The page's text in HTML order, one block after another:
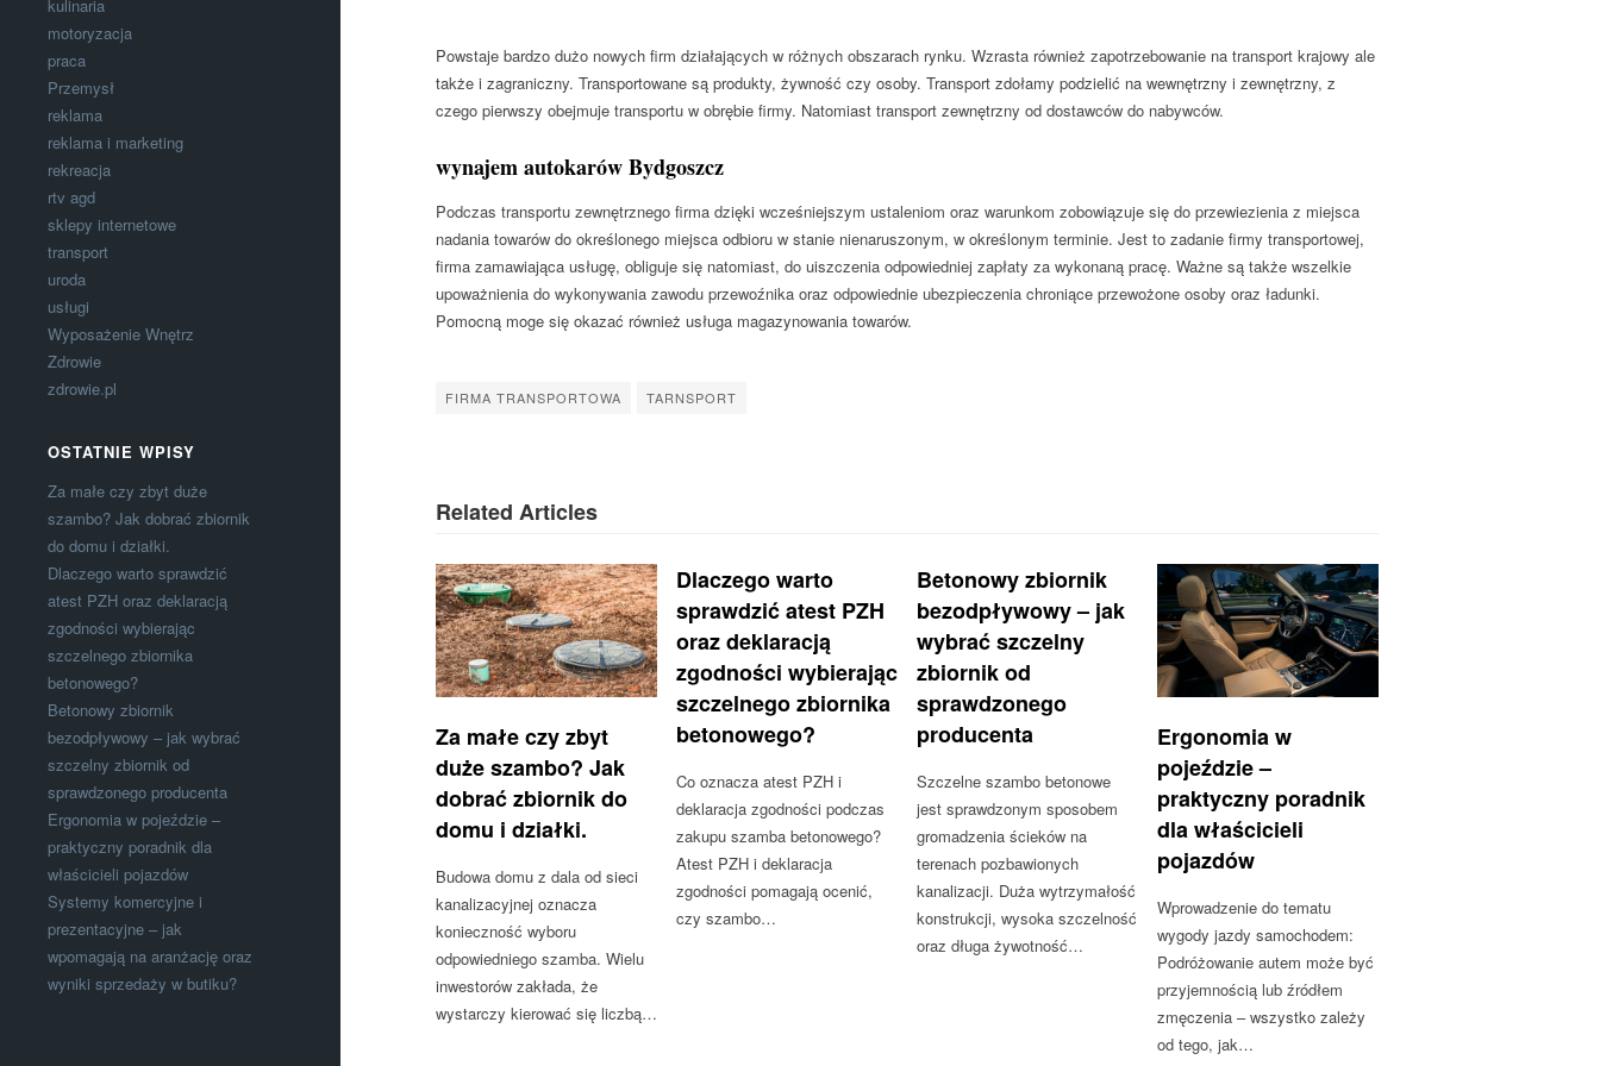
kulinaria
motoryzacja
praca
Przemysł
reklama
reklama i marketing
rekreacja
rtv agd
sklepy internetowe
transport
uroda
usługi
Wyposażenie Wnętrz
Zdrowie
zdrowie.pl
OSTATNIE WPISY
Za małe czy zbyt duże
szambo? Jak dobrać zbiornik
do domu i działki.
Dlaczego warto sprawdzić
atest PZH oraz deklaracją
zgodności wybierając
szczelnego zbiornika
betonowego?
Betonowy zbiornik
bezodpływowy – jak wybrać
szczelny zbiornik od
sprawdzonego producenta
Ergonomia w pojeździe –
praktyczny poradnik dla
właścicieli pojazdów
Systemy komercyjne i
prezentacyjne – jak
wpomagają na aranżację oraz
wyniki sprzedaży w butiku?
Powstaje bardzo dużo nowych firm działających w różnych obszarach rynku. Wzrasta również zapotrzebowanie na transport krajowy ale
także i zagraniczny. Transportowane są produkty, żywność czy osoby. Transport zdołamy podzielić na wewnętrzny i zewnętrzny, z
czego pierwszy obejmuje transportu w obrębie firmy. Natomiast transport zewnętrzny od dostawców do nabywców.
wynajem autokarów Bydgoszcz
Podczas transportu zewnętrznego firma dzięki wcześniejszym ustaleniom oraz warunkom zobowiązuje się do przewiezienia z miejsca
nadania towarów do określonego miejsca odbioru w stanie nienaruszonym, w określonym terminie. Jest to zadanie firmy transportowej,
firma zamawiająca usługę, obliguje się natomiast, do uiszczenia odpowiedniej zapłaty za wykonaną pracę. Ważne są także wszelkie
upoważnienia do wykonywania zawodu przewoźnika oraz odpowiednie ubezpieczenia chroniące przewożone osoby oraz ładunki.
Pomocną moge się okazać również usługa magazynowania towarów.
FIRMA TRANSPORTOWA TARNSPORT
Related Articles
Za małe czy zbyt
duże szambo? Jak
dobrać zbiornik do
domu i działki.
Budowa domu z dala od sieci
kanalizacyjnej oznacza
konieczność wyboru
odpowiedniego szamba. Wielu
inwestorów zakłada, że
wystarczy kierować się liczbą…
Dlaczego warto
sprawdzić atest PZH
oraz deklaracją
zgodności wybierając
szczelnego zbiornika
betonowego?
Co oznacza atest PZH i
deklaracja zgodności podczas
zakupu szamba betonowego?
Atest PZH i deklaracja
zgodności pomagają ocenić,
czy szambo…
Betonowy zbiornik
bezodpływowy – jak
wybrać szczelny
zbiornik od
sprawdzonego
producenta
Szczelne szambo betonowe
jest sprawdzonym sposobem
gromadzenia ścieków na
terenach pozbawionych
kanalizacji. Duża wytrzymałość
konstrukcji, wysoka szczelność
oraz długa żywotność…
Ergonomia w
pojeździe –
praktyczny poradnik
dla właścicieli
pojazdów
Wprowadzenie do tematu
wygody jazdy samochodem:
Podróżowanie autem może być
przyjemnością lub źródłem
zmęczenia – wszystko zależy
od tego, jak…